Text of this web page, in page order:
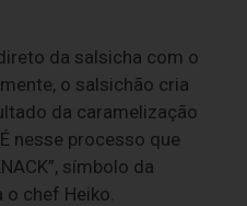
da salsicha com o
o salsichão cria
da caramelização
nesse processo que
símbolo da
o chef Heiko.